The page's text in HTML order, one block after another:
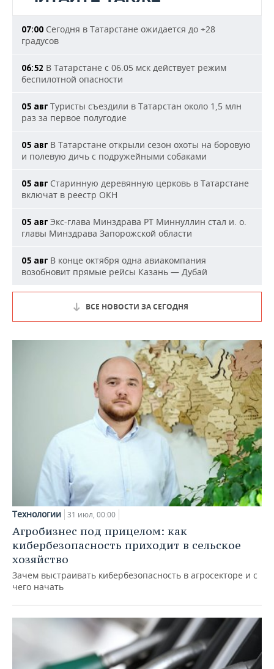
07:00 Сегодня в Татарстане ожидается до +28
градусов
06:52 В Татарстане с 06.05 мск действует режим
беспилотной опасности
05 авг Туристы съездили в Татарстан около 1,5 млн
раз за первое полугодие
05 авг В Татарстане открыли сезон охоты на боровую
и полевую дичь с подружейными собаками
05 авг Старинную деревянную церковь в Татарстане
включат в реестр ОКН
05 авг Экс-глава Минздрава РТ Миннуллин стал и. о.
главы Минздрава Запорожской области
05 авг В конце октября одна авиакомпания
возобновит прямые рейсы Казань — Дубай
ВСЕ НОВОСТИ ЗА СЕГОДНЯ
Технологии 31 июл, 00:00
Агробизнес под прицелом: как
кибербезопасность приходит в сельское
хозяйство
Зачем выстраивать кибербезопасность в агросекторе и с
чего начать